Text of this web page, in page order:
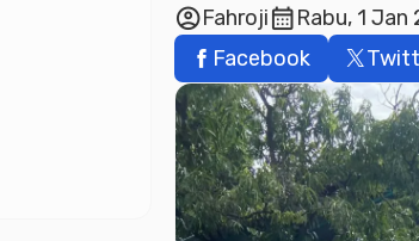
account_circleFahrojicalendar_monthRabu, 1 Jan
Facebook